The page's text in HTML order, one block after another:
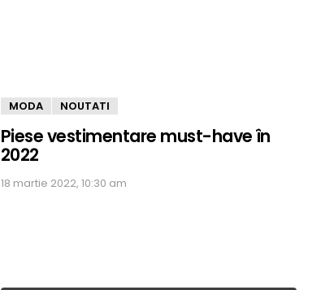
MODA NOUTATI
Piese vestimentare must-have în
2022
18 martie 2022, 10:30 am